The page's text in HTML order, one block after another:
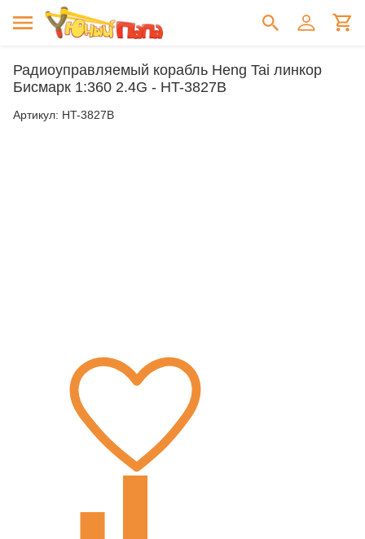
Радиоуправляемый корабль Heng Tai линкор
Бисмарк 1:360 2.4G - HT-3827B
Артикул: HT-3827B